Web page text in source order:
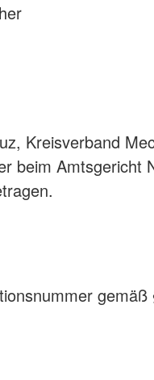
Kreisverband
beim Amtsgericht
gemäß